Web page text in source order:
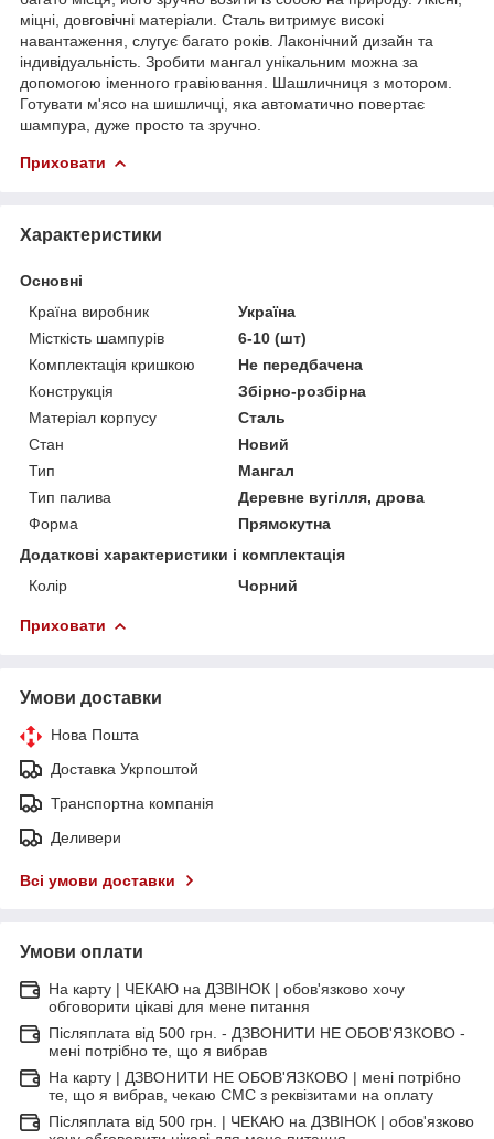
міцні, довговічні матеріали. Сталь витримує високі
навантаження, слугує багато років. Лаконічний дизайн та
індивідуальність. Зробити мангал унікальним можна за
допомогою іменного гравіювання. Шашличниця з мотором.
Готувати м'ясо на шишличці, яка автоматично повертає
шампура, дуже просто та зручно.
Приховати
Характеристики
Основні
Країна виробник
Україна
Місткість шампурів
6-10 (шт)
Комплектація кришкою
Не передбачена
Конструкція
Збірно-розбірна
Матеріал корпусу
Сталь
Стан
Новий
Тип
Мангал
Тип палива
Деревне вугілля, дрова
Форма
Прямокутна
Додаткові характеристики і комплектація
Колір
Чорний
Приховати
Умови доставки
Нова Пошта
Доставка Укрпоштой
Транспортна компанія
Деливери
Всі умови доставки
Умови оплати
На карту | ЧЕКАЮ на ДЗВІНОК | обов'язково хочу
обговорити цікаві для мене питання
Післяплата від 500 грн. - ДЗВОНИТИ НЕ ОБОВ'ЯЗКОВО -
мені потрібно те, що я вибрав
На карту | ДЗВОНИТИ НЕ ОБОВ'ЯЗКОВО | мені потрібно
те, що я вибрав, чекаю СМС з реквізитами на оплату
Післяплата від 500 грн. | ЧЕКАЮ на ДЗВІНОК | обов'язково